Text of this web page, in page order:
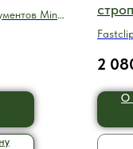
Mini
2
О